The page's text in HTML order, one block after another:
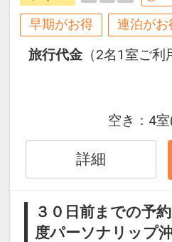
ご宿泊の９０日前ま
ると
１泊につきおひとり様
※早期申込期間を過
数の内訳・客室タイ
ン・氏名・人員・泊
があった場合、早期
ません。
※他の割引との併用
ーからお進みいただ
「空室照会結果確認画
早期がお得 連泊がお
旅行代金 （2名1室ご
空き： 4室
詳細
３０日前までの予
度パーソナリップ